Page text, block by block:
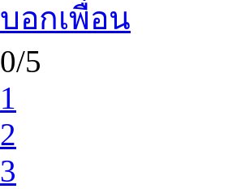
บอกเพื่อน
0/5
1
2
3